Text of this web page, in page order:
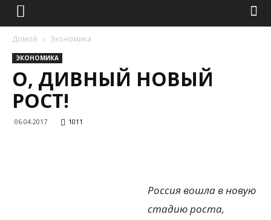
Домой Экономика
ЭКОНОМИКА
О, ДИВНЫЙ НОВЫЙ
РОСТ!
06.04.2017 1011
Россия вошла в новую
стадию роста,